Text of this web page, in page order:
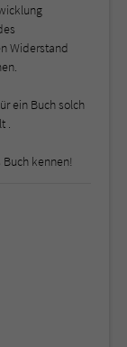
Widerstand
ein Buch solch
.
kennen!